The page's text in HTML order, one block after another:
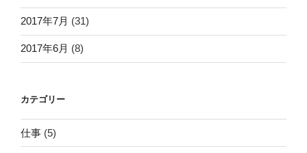
2017年7月 (31)
2017年6月 (8)
カテゴリー
仕事 (5)